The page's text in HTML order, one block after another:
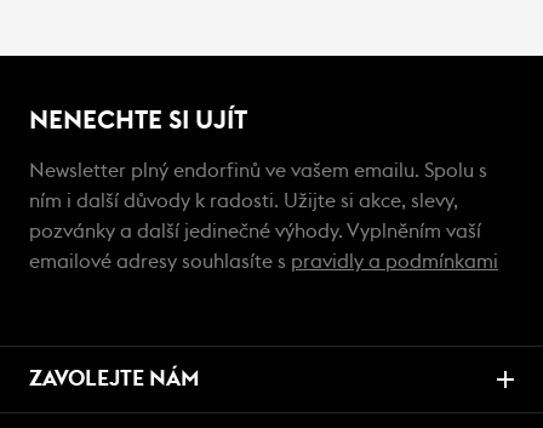
NENECHTE SI UJÍT
Newsletter plný endorfinů ve vašem emailu. Spolu s
ním i další důvody k radosti. Užijte si akce, slevy,
pozvánky a další jedinečné výhody. Vyplněním vaší
emailové adresy souhlasíte s pravidly a podmínkami
ZAVOLEJTE NÁM